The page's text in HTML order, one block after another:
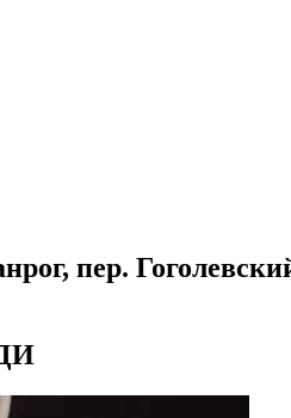
пер.